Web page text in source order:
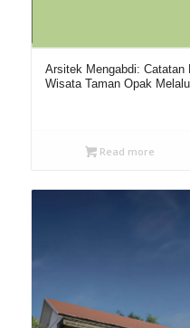
Arsitek Mengabdi: Catatan
Wisata Taman Opak
Read more